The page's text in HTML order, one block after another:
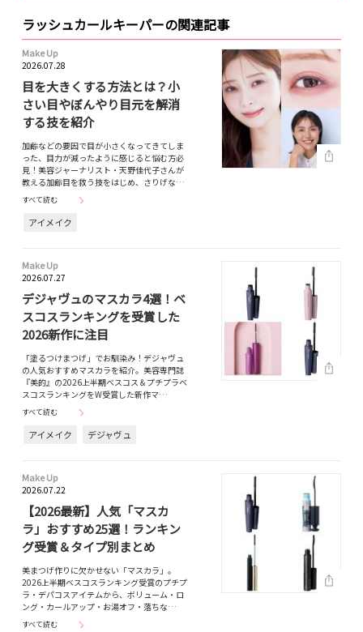
ラッシュカールキーパーの関連記事
Make Up
2026.07.28
目を大きくする方法とは？小
さい目やぼんやり目元を解消
する技を紹介
加齢などの要因で目が小さくなってきてしま
った、目力が減ったように感じると悩む方必
見！美容ジャーナリスト・天野佳代子さんが
教える加齢目を救う技をはじめ、さりげな…
すべて読む
アイメイク
Make Up
2026.07.27
デジャヴュのマスカラ4選！ベ
スコスランキングを受賞した
2026新作に注目
「塗るつけまつげ」でお馴染み！デジャヴュ
の人気おすすめマスカラを紹介。美容専門誌
『美的』の2026上半期ベスコス＆プチプラベ
スコスランキングをW受賞した新作マ…
すべて読む
アイメイク デジャヴュ
Make Up
2026.07.22
【2026最新】人気「マスカ
ラ」おすすめ25選！ランキン
グ受賞＆タイプ別まとめ
美まつげ作りに欠かせない「マスカラ」。
2026上半期ベスコスランキング受賞のプチプ
ラ・デパコスアイテムから、ボリューム・ロ
ング・カールアップ・お湯オフ・落ちな…
すべて読む